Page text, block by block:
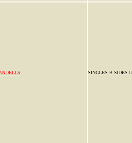
SINGLES B-SIDES